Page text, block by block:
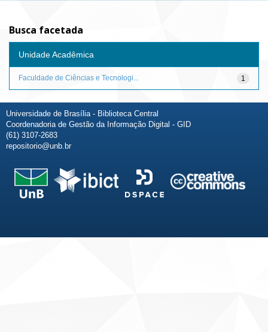
Busca facetada
Unidade Acadêmica
1
Faculdade de Ciências e Tecnologi...
Universidade de Brasília - Biblioteca Central
Coordenadoria de Gestão da Informação Digital - GID
(61) 3107-2683
repositorio@unb.br